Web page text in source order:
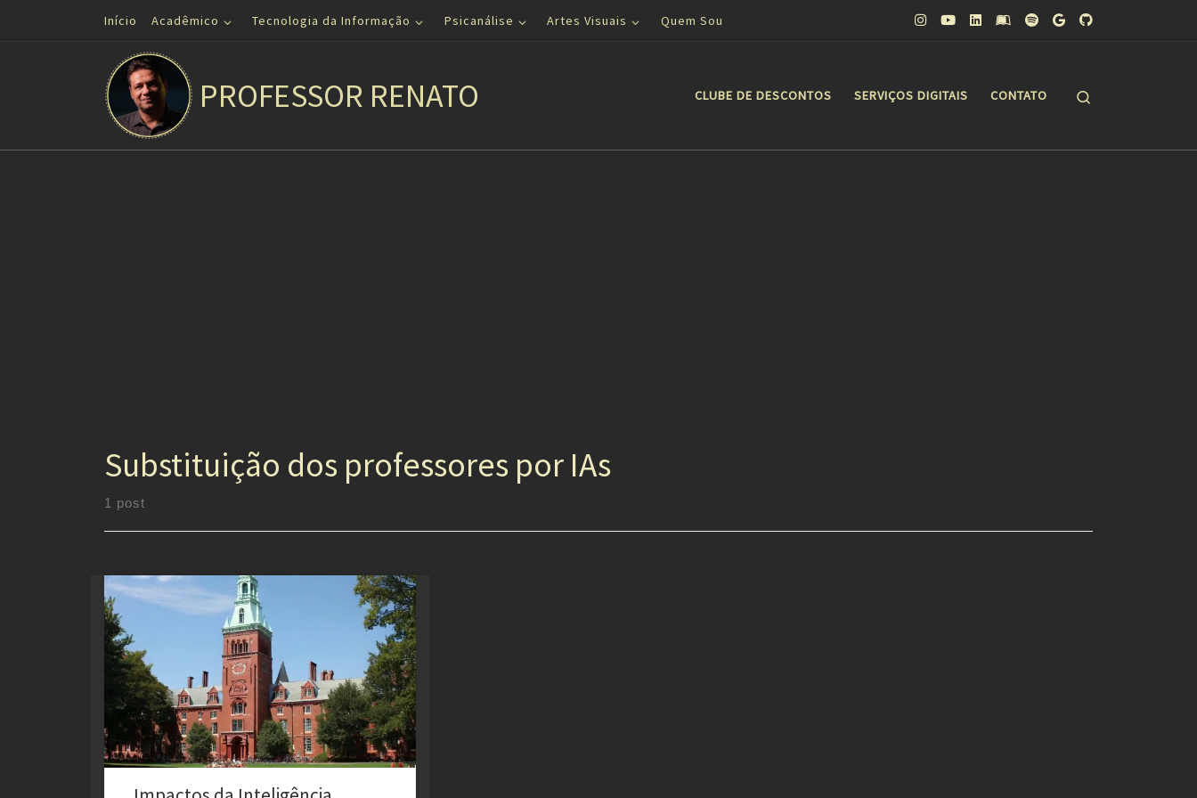
Skip to contentInício Acadêmico Tecnologia da Informação Psicanálise Artes Visuais Quem Sou
PROFESSOR RENATO CLUBE DE DESCONTOS SERVIÇOS DIGITAIS CONTATO
Substituição dos professores por IAs
1 post
Descubra os impactos da Inteligência Artificial na
educação: CS50 em Harvard, desafios dos professores
e estudos acadêmicos reveladores